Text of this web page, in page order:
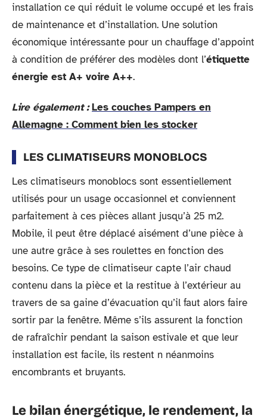
installation ce qui réduit le volume occupé et les frais
de maintenance et d’installation. Une solution
économique intéressante pour un chauffage d’appoint
à condition de préférer des modèles dont l’étiquette
énergie est A+ voire A++.
Lire également : Les couches Pampers en
Allemagne : Comment bien les stocker
LES CLIMATISEURS MONOBLOCS
Les climatiseurs monoblocs sont essentiellement
utilisés pour un usage occasionnel et conviennent
parfaitement à ces pièces allant jusqu’à 25 m2.
Mobile, il peut être déplacé aisément d’une pièce à
une autre grâce à ses roulettes en fonction des
besoins. Ce type de climatiseur capte l’air chaud
contenu dans la pièce et la restitue à l’extérieur au
travers de sa gaine d’évacuation qu’il faut alors faire
sortir par la fenêtre. Même s’ils assurent la fonction
de rafraîchir pendant la saison estivale et que leur
installation est facile, ils restent n néanmoins
encombrants et bruyants.
Le bilan énergétique, le rendement, la